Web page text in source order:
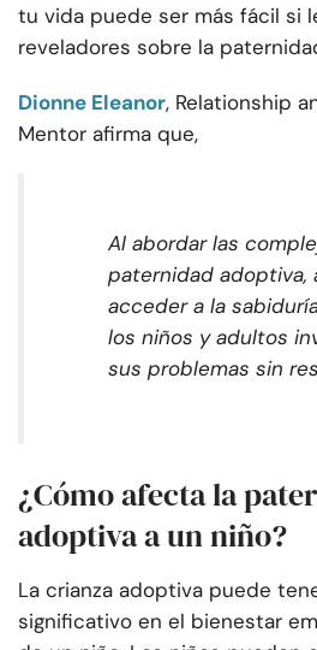
tu vida puede ser más fácil si
reveladores sobre la
Dionne Eleanor, Relationship
Mentor afirma que,
Al abordar las
paternidad adoptiva,
acceder a la
los niños y adultos
sus problemas sin
¿Cómo afecta la
adoptiva a un niño?
La crianza adoptiva puede
significativo en el bienestar